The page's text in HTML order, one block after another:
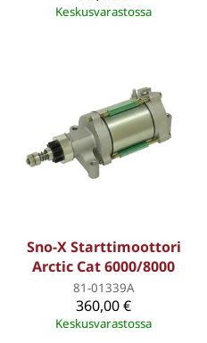
Keskusvarastossa
Sno-X Starttimoottori
Arctic Cat 6000/8000
81-01339A
360,00 €
Keskusvarastossa